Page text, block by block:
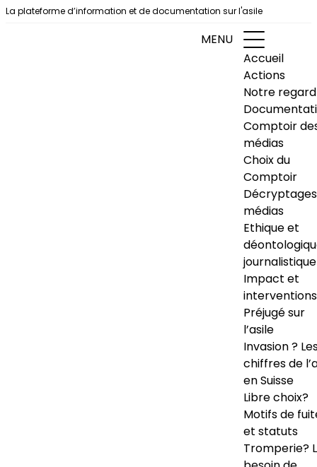
Aller au contenu
La plateforme d’information et de documentation sur l'asile
MENU
Accueil
Actions
Notre regard
Comptoir
médias
Choix du
Comptoir
Décryptages
médias
Ethique et
journalistique
Impact et
interventions
Préjugé sur
l’asile
Invasion ?
chiffres de
en Suisse
Libre choix?
Motifs de
et statuts
Tromperie?